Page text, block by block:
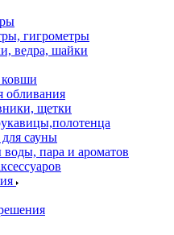
гигрометры
ведра, шайки
обливания
щетки
сауны
воды, пара и ароматов